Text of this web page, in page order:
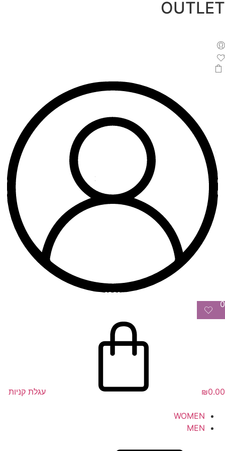
דלג
OUTLET
0
₪0.00 עגלת קניות
WOMEN
MEN